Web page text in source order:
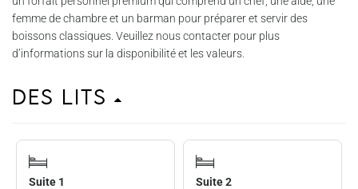
femme de chambre et un barman pour préparer et servir des
boissons classiques. Veuillez nous contacter pour plus
d’informations sur la disponibilité et les valeurs.
Des lits
Suite 1 Suite 2